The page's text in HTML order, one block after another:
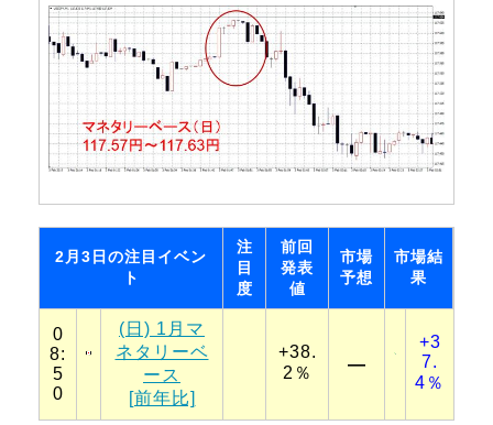
2月3日の注目イベン
ト
注
目
度
前回
発表
値
市場
予想
市場結
果
0
8:
5
0
(日) 1月マ
ネタリーベ
ース
[前年比]
+38.
2％
―
+3
7.
4％